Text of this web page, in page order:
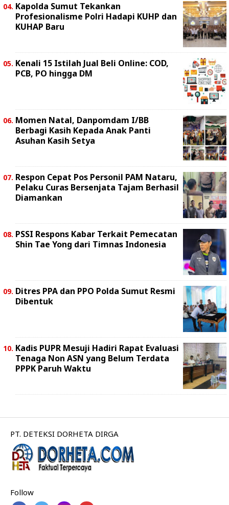
Kapolda Sumut Tekankan
Profesionalisme Polri Hadapi KUHP dan
KUHAP Baru
Kenali 15 Istilah Jual Beli Online: COD,
PCB, PO hingga DM
Momen Natal, Danpomdam I/BB
Berbagi Kasih Kepada Anak Panti
Asuhan Kasih Setya
Respon Cepat Pos Personil PAM Nataru,
Pelaku Curas Bersenjata Tajam Berhasil
Diamankan
PSSI Respons Kabar Terkait Pemecatan
Shin Tae Yong dari Timnas Indonesia
Ditres PPA dan PPO Polda Sumut Resmi
Dibentuk
Kadis PUPR Mesuji Hadiri Rapat Evaluasi
Tenaga Non ASN yang Belum Terdata
PPPK Paruh Waktu
PT. DETEKSI DORHETA DIRGA
Follow